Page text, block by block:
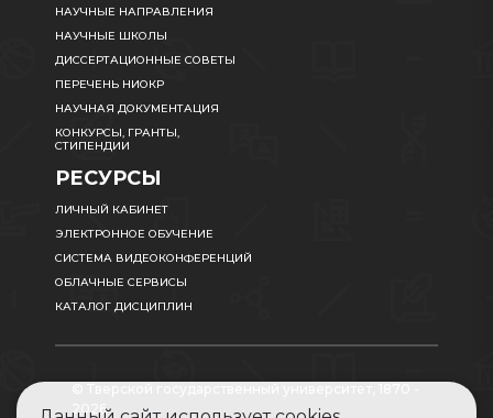
НАУЧНЫЕ НАПРАВЛЕНИЯ
НАУЧНЫЕ ШКОЛЫ
ДИССЕРТАЦИОННЫЕ СОВЕТЫ
ПЕРЕЧЕНЬ НИОКР
НАУЧНАЯ ДОКУМЕНТАЦИЯ
КОНКУРСЫ, ГРАНТЫ,
СТИПЕНДИИ
РЕСУРСЫ
ЛИЧНЫЙ КАБИНЕТ
ЭЛЕКТРОННОЕ ОБУЧЕНИЕ
СИСТЕМА ВИДЕОКОНФЕРЕНЦИЙ
ОБЛАЧНЫЕ СЕРВИСЫ
КАТАЛОГ ДИСЦИПЛИН
2026